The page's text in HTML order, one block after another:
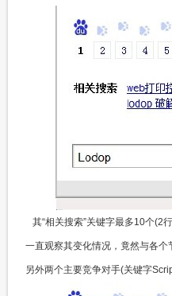
其“相关搜索”关键字最多10个(2
一直观察其变化情况，竟然与各
另外两个主要竞争对手(关键字